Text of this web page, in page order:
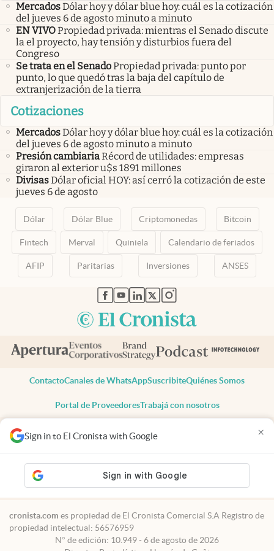
Sign in to El Cronista with Google ×
MercadosDólar hoy y dólar blue hoy: cuál es la cotización
del jueves 6 de agosto minuto a minuto
EN VIVOPropiedad privada: mientras el Senado discute
la el proyecto, hay tensión y disturbios fuera del
Congreso
Se trata en el SenadoPropiedad privada: punto por
punto, lo que quedó tras la baja del capítulo de
extranjerización de la tierra
Cotizaciones
MercadosDólar hoy y dólar blue hoy: cuál es la cotización
del jueves 6 de agosto minuto a minuto
Presión cambiariaRécord de utilidades: empresas
giraron al exterior u$s 1891 millones
DivisasDólar oficial HOY: así cerró la cotización de este
jueves 6 de agosto
Dólar Dólar Blue Criptomonedas Bitcoin
Fintech Merval Quiniela Calendario de feriados
AFIP Paritarias Inversiones ANSES
abre en nueva pestaña
abre en nueva pestaña
abre en nueva pestaña
abre en nueva pestaña
abre en nueva pestaña
ContactoCanales de WhatsAppSuscribiteQuiénes Somos
Portal de ProveedoresTrabajá con nosotros
Todos los derechos reservados
Privacidad
Consentimiento
Tel:+54 11 7078-3270
cronista.com es propiedad de El Cronista Comercial S.A Registro de
propiedad intelectual: 56576959
N° de edición: 10.949 - 6 de agosto de 2026